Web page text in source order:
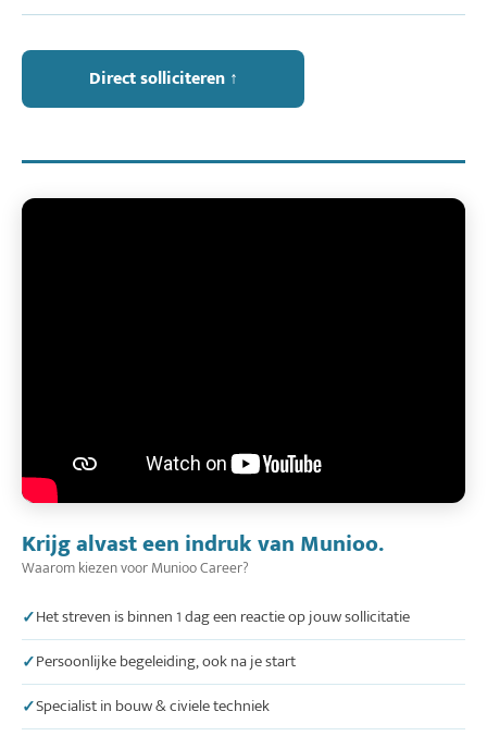
Direct solliciteren ↑
Krijg alvast een indruk van Munioo.
Waarom kiezen voor Munioo Career?
Het streven is binnen 1 dag een reactie op jouw sollicitatie
Persoonlijke begeleiding, ook na je start
Specialist in bouw & civiele techniek